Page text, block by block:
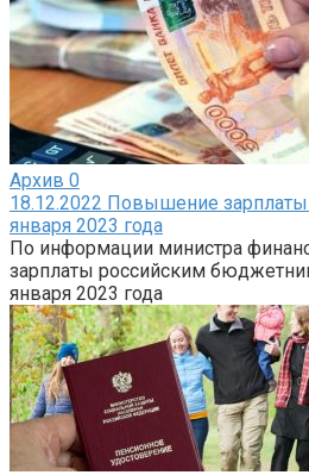
Архив 0
18.12.2022 Повышение
января 2023 года
По информации министра
зарплаты российским
января 2023 года